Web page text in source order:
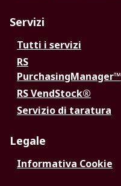
Servizi
Tutti i servizi
RS
PurchasingManager™
RS VendStock®
Servizio di taratura
Legale
Informativa Cookie